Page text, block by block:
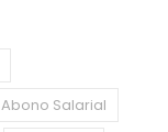
Abono Salarial